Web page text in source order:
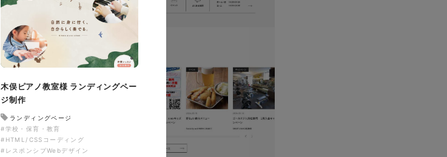
木俣ピアノ教室様 ランディングペー
ジ制作
ランディングページ
#学校・保育・教育
#HTML/CSSコーディング
#レスポンシブWebデザイン